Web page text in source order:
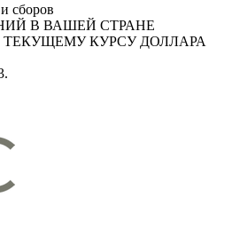
сборов
В ВАШЕЙ СТРАНЕ
КУРСУ ДОЛЛАРА